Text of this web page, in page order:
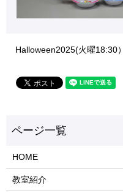
Halloween2025(火曜18:30）
HOME
教室紹介